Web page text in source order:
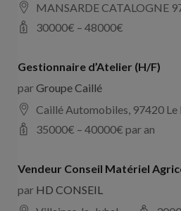
MANSARDE CATALOGNE
30000€ – 48000€
Gestionnaire d’Atelier (H/F)
parGroupe Caillé
Caillé Automobiles, 97420 Le
35000€ – 40000€ par an
Vendeur Conseil Matériel
par HD CONSEIL